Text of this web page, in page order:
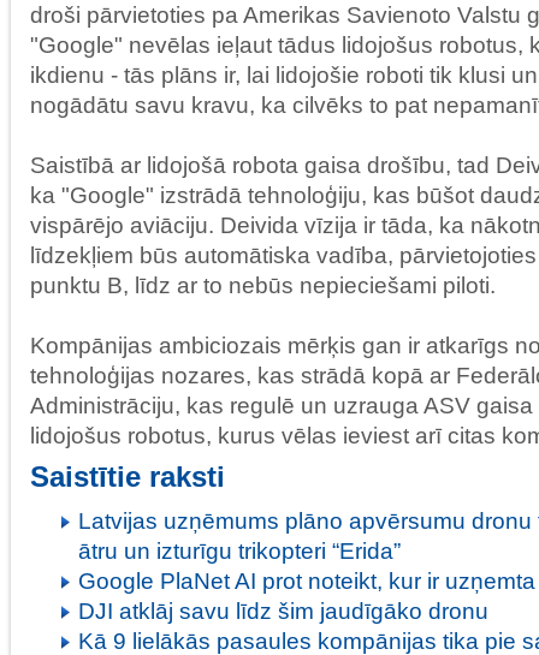
droši pārvietoties pa Amerikas Savienoto Valstu
"Google" nevēlas ieļaut tādus lidojošus robotus,
ikdienu - tās plāns ir, lai lidojošie roboti tik klusi
nogādātu savu kravu, ka cilvēks to pat
Saistībā ar lidojošā robota gaisa drošību, tad
ka "Google" izstrādā tehnoloģiju, kas būšot
vispārējo aviāciju. Deivida vīzija ir tāda, ka
līdzekļiem būs automātiska vadība,
punktu B, līdz ar to nebūs nepieciešami piloti.
Kompānijas ambiciozais mērķis gan ir atkarīgs
tehnoloģijas nozares, kas strādā kopā ar
Administrāciju, kas regulē un uzrauga ASV
lidojošus robotus, kurus vēlas ieviest arī citas
Saistītie raksti
Latvijas uzņēmums plāno apvērsumu dronu
ātru un izturīgu trikopteri “Erida”
Google PlaNet AI prot noteikt, kur ir
DJI atklāj savu līdz šim jaudīgāko dronu
Kā 9 lielākās pasaules kompānijas tika pie